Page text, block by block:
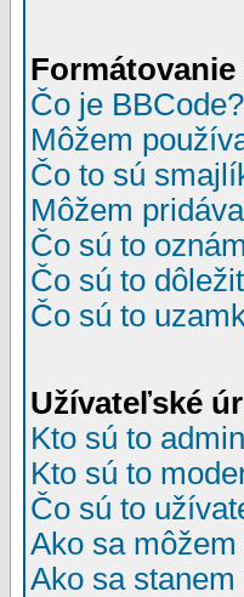
Čo je BBCode?
Môžem
Čo to sú
Môžem
Čo sú to
Čo sú to
Čo sú to
Užívateľské
Kto sú to
Kto sú to
Čo sú to
Ako sa
Ako sa